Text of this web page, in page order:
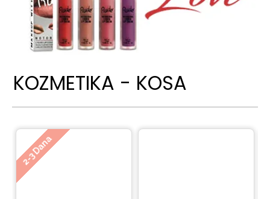
KOZMETIKA - KOSA
2-3 Dana